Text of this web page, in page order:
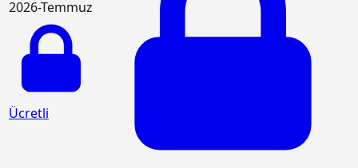
2026-Temmuz
Ücretli